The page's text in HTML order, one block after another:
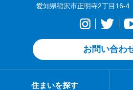
愛知県稲沢市正明寺2丁目16-4
お問い合わ
住まいを探す